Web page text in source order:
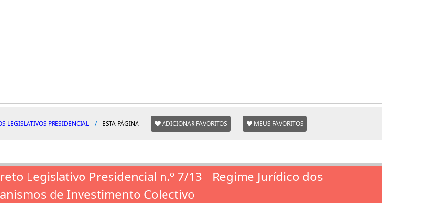
LEGISLATIVOS PRESIDENCIAL ESTA PÁGINA ADICIONAR FAVORITOS MEUS FAVORITOS
Legislativo Presidencial n.º 7/13 - Regime Jurídico dos
de Investimento Colectivo